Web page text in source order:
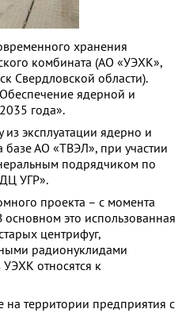
хранения
комбината (АО «УЭХК»,
Свердловской области).
ядерной и
года».
эксплуатации ядерно и
АО «ТВЭЛ», при участии
подрядчиком по
УГР».
проекта – с момента
это использованная
центрифуг,
радионуклидами
относятся к
территории предприятия с